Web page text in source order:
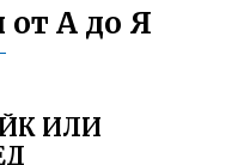
от А до Я
ИЛИ